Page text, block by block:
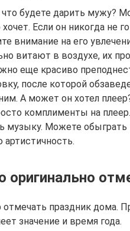
будете дарить мужу?
Если он никогда не
внимание на его
витают в воздухе, их
еще красиво
после которой
А может он хотел
комплименты на
музыку. Можете
оригинально
отмечать праздник дома.
значение и время года.